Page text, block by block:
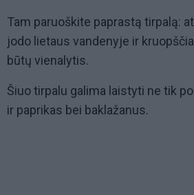
Tam paruoškite paprastą tirpalą:
jodo lietaus vandenyje ir
būtų vienalytis.
Šiuo tirpalu galima laistyti ne tik
ir paprikas bei baklažanus.